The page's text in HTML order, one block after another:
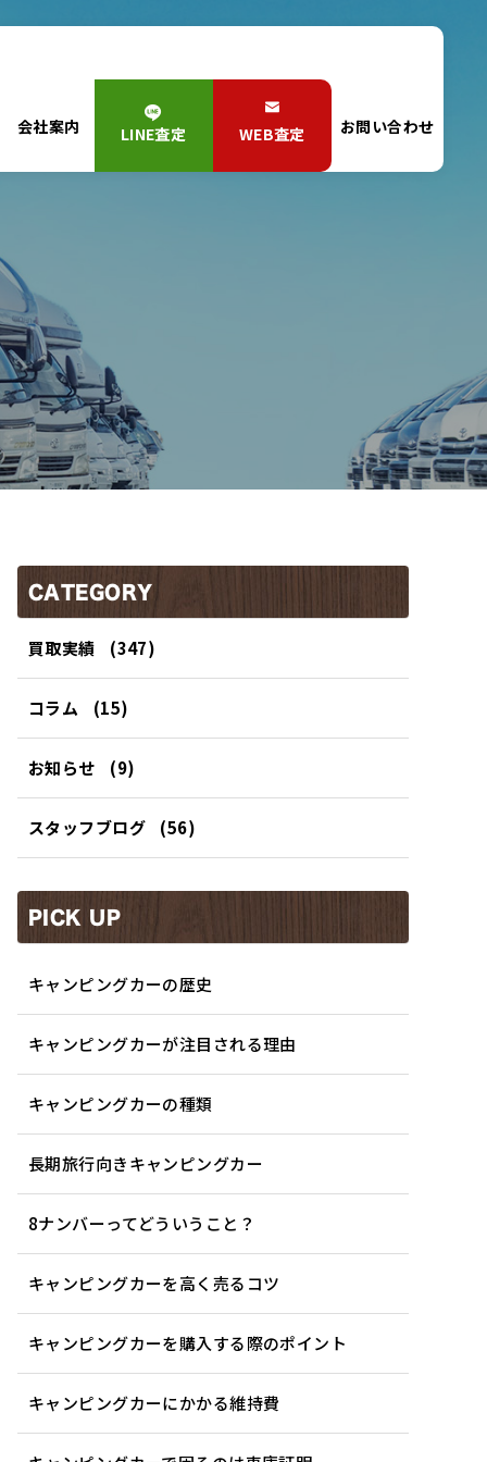
会社案内 LINE査定 WEB査定 お問い合わせ
CATEGORY
買取実績 (347)
コラム (15)
お知らせ (9)
スタッフブログ (56)
PICK UP
キャンピングカーの歴史
キャンピングカーが注目される理由
キャンピングカーの種類
長期旅行向きキャンピングカー
8ナンバーってどういうこと？
キャンピングカーを高く売るコツ
キャンピングカーを購入する際のポイント
キャンピングカーにかかる維持費